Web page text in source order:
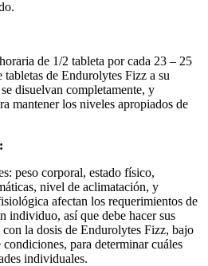
de 1/2 tableta por cada 23 – 25
de Endurolytes Fizz a su
disuelvan completamente, y
mantener los niveles apropiados de
peso corporal, estado físico,
nivel de aclimatación, y
afectan los requerimientos de
individuo, así que debe hacer sus
con la dosis de Endurolytes Fizz, bajo
para determinar cuáles
individuales.